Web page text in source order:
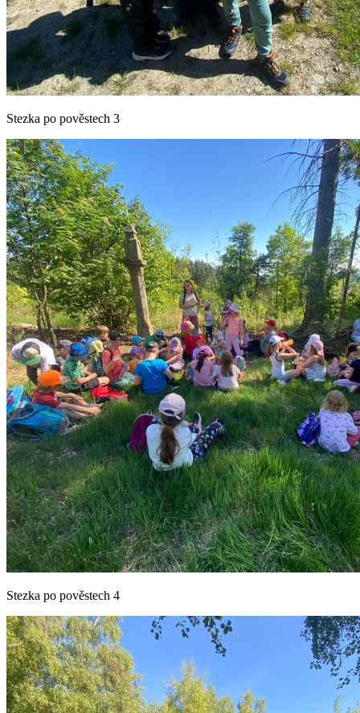
Stezka po pověstech 3
Stezka po pověstech 4